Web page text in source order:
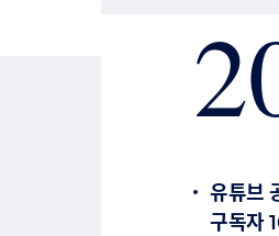
유튜브
구독자